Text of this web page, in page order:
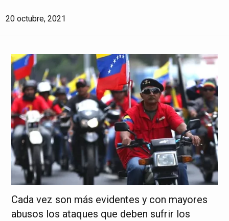
20 octubre, 2021
Cada vez son más evidentes y con mayores
abusos los ataques que deben sufrir los